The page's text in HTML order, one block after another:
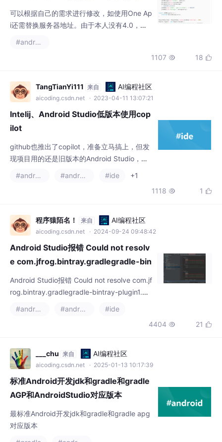
可以根据自己的需求进行修改，如使用One Ap
i还需替换服务器地址。由于本人没有4.0，所
吧）找到MainActivity.java 路径如下。Ctrl +
F 搜索方法：callAPI。如果对接Open Ai只需
#android studio
1107  18 
TangTianYi111 来自 AI编程社区
aicoding.csdn.net · 2023-04-11 13:07:21
Intelij、Android Studio低版本使用cop
ilot
github也推出了copilot，准备立马搞上，但发
现项目用的还是旧版本的Android Studio，无
本的，又不是太新的版本AS，岂不是可以解决
了。这是copilot历史发布版本时间，最早的版
本在2021年10月。我找
#android studio #android #ide
+1
1118  1 
程序猿陌名！ 来自 AI编程社区
aicoding.csdn.net · 2024-09-24 09:48:42
Android Studio报错 Could not resolv
e com.jfrog.bintray.gradlegradle-bin
tray-plugin1.8.4
Android Studio报错 Could not resolve com.jf
rog.bintray.gradlegradle-bintray-plugin1.8.
#android studio #android
#ide
4404  21 
___chu 来自 AI编程社区
aicoding.csdn.net · 2025-01-13 10:17:39
标准Android开发jdk和gradle和gradle
AGP和AndroidStudio对应版本
最标准Android开发jdk和gradle和gradle apg
对应版本